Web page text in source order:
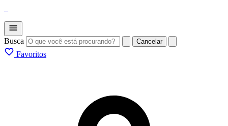
Busca Cancelar
Favoritos